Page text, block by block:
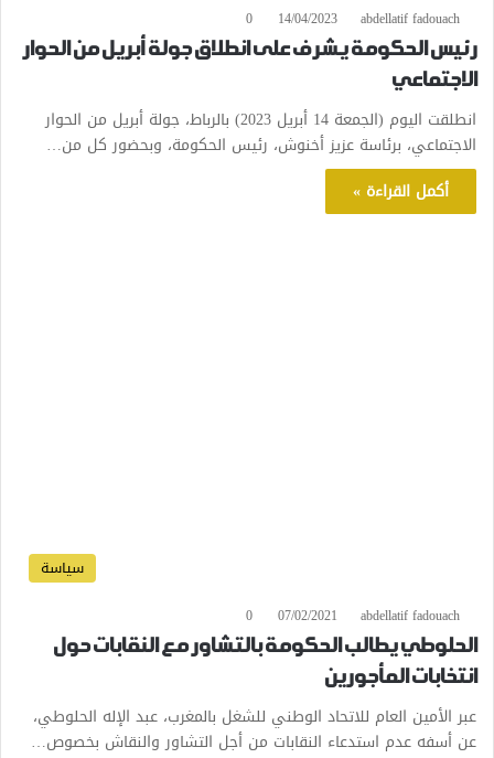
abdellatif fadouach
14/04/2023
0
رئيس الحكومة يشرف على انطلاق جولة أبريل من الحوار
الاجتماعي
انطلقت اليوم (الجمعة 14 أبريل 2023) بالرباط، جولة أبريل من الحوار
الاجتماعي، برئاسة عزيز أخنوش، رئيس الحكومة، وبحضور كل من…
أكمل القراءة »
سياسة
abdellatif fadouach
07/02/2021
0
الحلوطي يطالب الحكومة بالتشاور مع النقابات حول
انتخابات المأجورين
عبر الأمين العام للاتحاد الوطني للشغل بالمغرب، عبد الإله الحلوطي،
عن أسفه عدم استدعاء النقابات من أجل التشاور والنقاش بخصوص…